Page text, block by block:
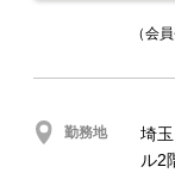
（会
勤務地
埼
ル2